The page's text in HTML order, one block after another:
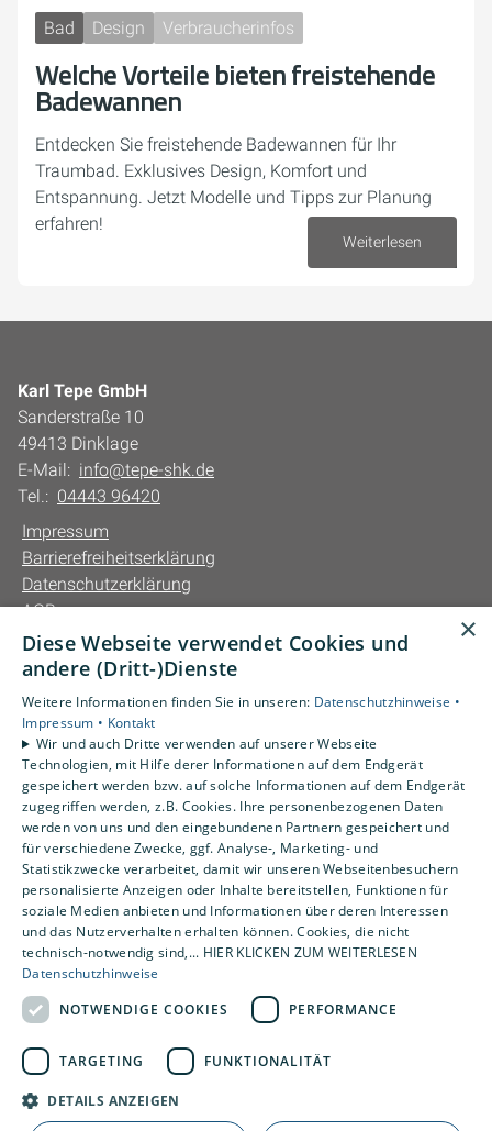
Bad Design Verbraucherinfos
Welche Vorteile bieten freistehende
Badewannen
Entdecken Sie freistehende Badewannen für Ihr
Traumbad. Exklusives Design, Komfort und
Entspannung. Jetzt Modelle und Tipps zur Planung
erfahren!
Weiterlesen
Karl Tepe GmbH
Sanderstraße 10
49413 Dinklage
E-Mail: info@tepe-shk.de
Tel.: 04443 96420
Impressum
Barrierefreiheitserklärung
Datenschutzerklärung
AGB
Unsere Bereiche
Gewerbekunden
Karriere
Unternehmen
Kontakt
×
Diese Webseite verwendet Cookies und
andere (Dritt-)Dienste
Weitere Informationen finden Sie in unseren: Datenschutzhinweise •
Impressum • Kontakt
Wir und auch Dritte verwenden auf unserer Webseite
Technologien, mit Hilfe derer Informationen auf dem Endgerät
gespeichert werden bzw. auf solche Informationen auf dem Endgerät
zugegriffen werden, z.B. Cookies. Ihre personenbezogenen Daten
werden von uns und den eingebundenen Partnern gespeichert und
für verschiedene Zwecke, ggf. Analyse-, Marketing- und
Statistikzwecke verarbeitet, damit wir unseren Webseitenbesuchern
personalisierte Anzeigen oder Inhalte bereitstellen, Funktionen für
soziale Medien anbieten und Informationen über deren Interessen
und das Nutzerverhalten erhalten können. Cookies, die nicht
technisch-notwendig sind,... HIER KLICKEN ZUM WEITERLESEN
Datenschutzhinweise
NOTWENDIGE COOKIES
PERFORMANCE
TARGETING FUNKTIONALITÄT
DETAILS ANZEIGEN